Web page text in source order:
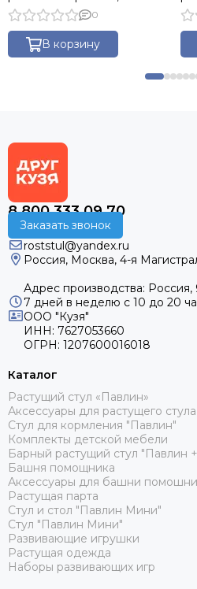
Деревянный 49x47x85
0
В корзину
8 800 333 09 70
Заказать звонок
roststul@yandex.ru
Россия, Москва, 4-я
Адрес производства: Россия,
7 дней в неделю с 10 до 20
ООО "Кузя"
ИНН: 7627053660
ОГРН: 1207600016018
Каталог
Растущий стул «Павлин»
Аксессуары для растущего стула
Стул для кормления "Павлин"
Комплекты детской мебели
Барный растущий стул "Павлин
Башня помощника
Аксессуары для башни
Растущая парта
Стул и стол "Павлин Мини"
Стул "Павлин Мини"
Развивающие игрушки
Растущая одежда
Наборы развивающих игр